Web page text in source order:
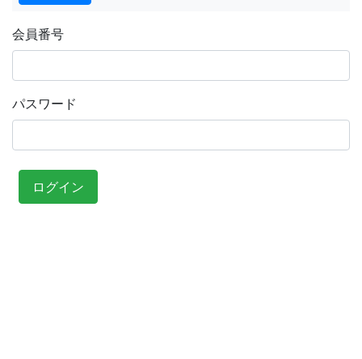
会員番号
パスワード